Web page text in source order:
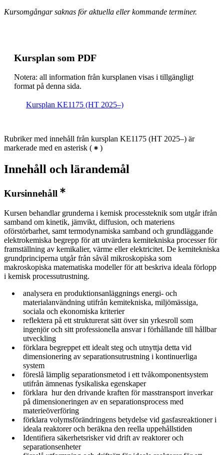
Kursomgångar saknas för aktuella eller kommande terminer.
Kursplan som PDF
Notera: all information från kursplanen visas i tillgängligt
format på denna sida.
Kursplan KE1175 (HT 2025–)
Rubriker med innehåll från kursplan KE1175 (HT 2025–) är
markerade med en asterisk ( )
Innehåll och lärandemål
Kursinnehåll
Kursen behandlar grunderna i kemisk processteknik som utgår ifrån
samband om kinetik, jämvikt, diffusion, och materiens
oförstörbarhet, samt termodynamiska samband och grundläggande
elektrokemiska begrepp för att utvärdera kemitekniska processer för
framställning av kemikalier, värme eller elektricitet. De kemitekniska
grundprinciperna utgår från såväl mikroskopiska som
makroskopiska matematiska modeller för att beskriva ideala förlopp
i kemisk processutrustning.
analysera en produktionsanläggnings energi- och
materialanvändning utifrån kemitekniska, miljömässiga,
sociala och ekonomiska kriterier
reflektera på ett strukturerat sätt över sin yrkesroll som
ingenjör och sitt professionella ansvar i förhållande till hållbar
utveckling
förklara begreppet ett idealt steg och utnyttja detta vid
dimensionering av separationsutrustning i kontinuerliga
system
föreslå lämplig separationsmetod i ett tvåkomponentsystem
utifrån ämnenas fysikaliska egenskaper
förklara hur den drivande kraften för masstransport inverkar
på dimensioneringen av en separationsprocess med
materieöverföring
förklara volymsförändringens betydelse vid gasfasreaktioner i
ideala reaktorer och beräkna den reella uppehållstiden
Identifiera säkerhetsrisker vid drift av reaktorer och
separationsenheter